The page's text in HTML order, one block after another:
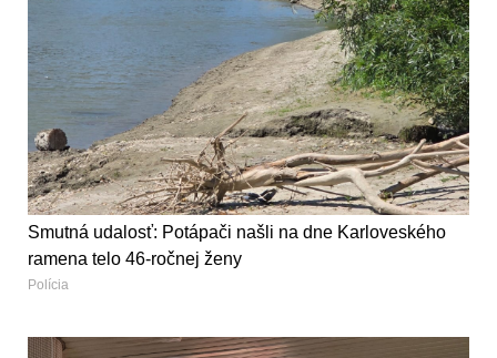
Smutná udalosť: Potápači našli na dne Karloveského
ramena telo 46-ročnej ženy
Polícia